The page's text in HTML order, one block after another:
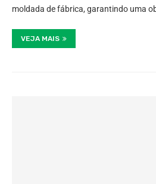
moldada de fábrica, garantindo uma
VEJA MAIS